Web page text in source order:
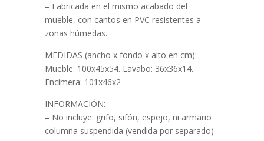
– Fabricada en el mismo acabado del
mueble, con cantos en PVC resistentes a
zonas húmedas.
MEDIDAS (ancho x fondo x alto en cm):
Mueble: 100x45x54. Lavabo: 36x36x14.
Encimera: 101x46x2
INFORMACIÓN:
– No incluye: grifo, sifón, espejo, ni armario
columna suspendida (vendida por separado)